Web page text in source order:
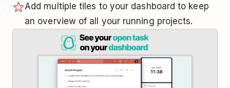
Add multiple tiles to your dashboard to keep
an overview of all your running projects.